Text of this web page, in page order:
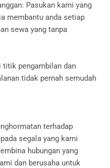
Pasukan kami yang
membantu anda setiap
sewa yang tanpa
titik pengambilan dan
tidak pernah semudah
terhadap
segala yang kami
hubungan yang
dan berusaha untuk